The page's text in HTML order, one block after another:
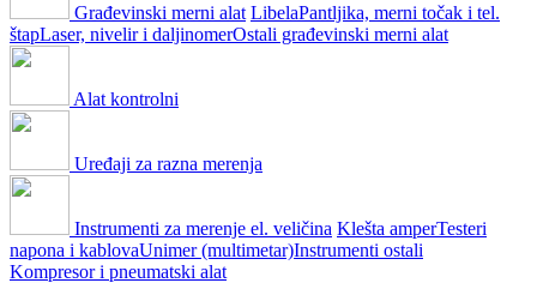
Građevinski merni alat LibelaPantljika, merni točak i tel.
štapLaser, nivelir i daljinomerOstali građevinski merni alat
Alat kontrolni
Uređaji za razna merenja
Instrumenti za merenje el. veličina Klešta amperTesteri
napona i kablovaUnimer (multimetar)Instrumenti ostali
Kompresor i pneumatski alat